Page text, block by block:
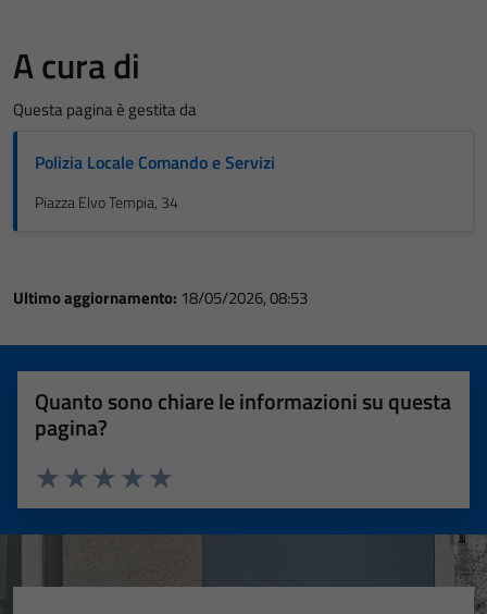
A cura di
Questa pagina è gestita da
Polizia Locale Comando e Servizi
Piazza Elvo Tempia, 34
Ultimo aggiornamento: 18/05/2026, 08:53
Quanto sono chiare le informazioni su questa
pagina?
Valuta 5 stelle su 5
Valuta 4 stelle su 5
Valuta 3 stelle su 5
Valuta 2 stelle su 5
Valuta 1 stelle su 5